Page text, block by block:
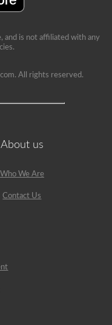
and is not affiliated with any
All rights reserved.
About us
Who We Are
Contact Us